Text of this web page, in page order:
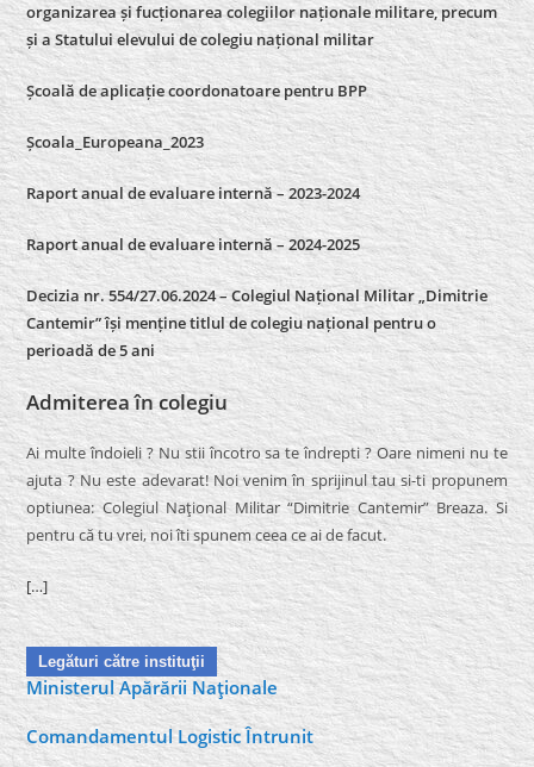
organizarea și fucționarea colegiilor naționale militare, precum
și a Statului elevului de colegiu național militar
Școală de aplicație coordonatoare pentru BPP
Școala_Europeana_2023
Raport anual de evaluare internă – 2023-2024
Raport anual de evaluare internă –2024-2025
Decizia nr. 554/27.06.2024 – Colegiul Național Militar „Dimitrie
Cantemir” își menține titlul de colegiu național pentru o
perioadă de 5 ani
Admiterea în colegiu
Ai multe îndoieli ? Nu stii încotro sa te îndrepti ? Oare nimeni nu te
ajuta ? Nu este adevarat! Noi venim în sprijinul tau si-ti propunem
optiunea: Colegiul Naţional Militar “Dimitrie Cantemir” Breaza. Si
pentru că tu vrei, noi îti spunem ceea ce ai de facut.
[…]
Legături către instituţii
Ministerul Apărării Naţionale
Comandamentul Logistic Întrunit